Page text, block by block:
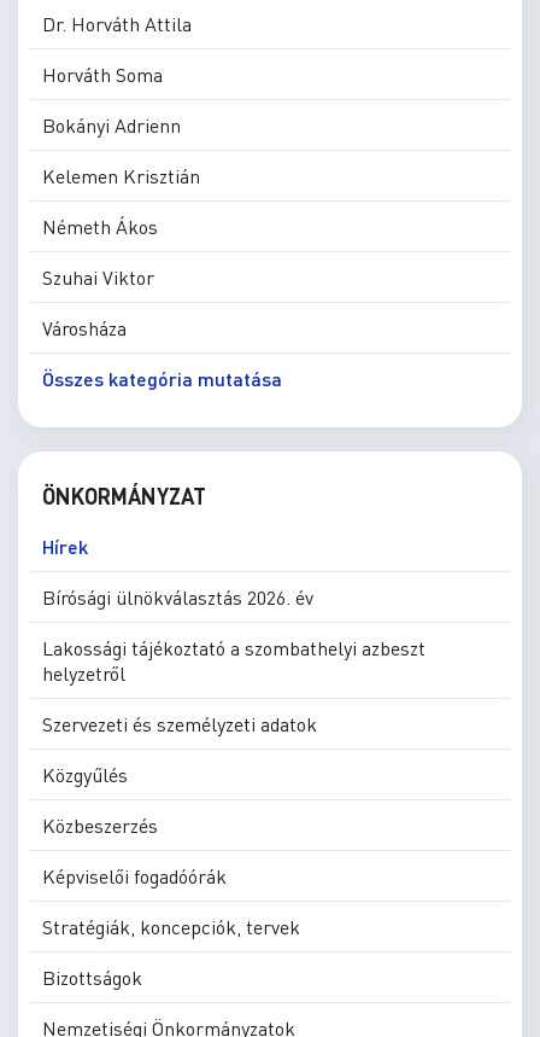
Dr. Horváth Attila
Horváth Soma
Bokányi Adrienn
Kelemen Krisztián
Németh Ákos
Szuhai Viktor
Városháza
Összes kategória mutatása
ÖNKORMÁNYZAT
Hírek
Bírósági ülnökválasztás 2026. év
Lakossági tájékoztató a szombathelyi azbeszt
helyzetről
Szervezeti és személyzeti adatok
Közgyűlés
Közbeszerzés
Képviselői fogadóórák
Stratégiák, koncepciók, tervek
Bizottságok
Nemzetiségi Önkormányzatok